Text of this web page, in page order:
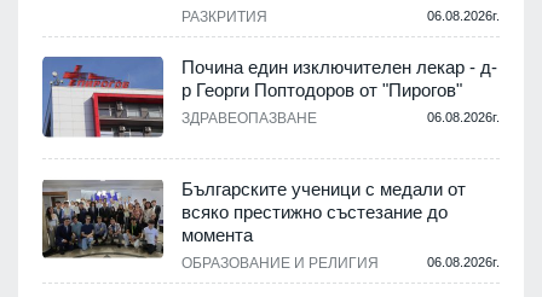
РАЗКРИТИЯ 06.08.2026г.
Почина един изключителен лекар - д-
р Георги Поптодоров от "Пирогов"
ЗДРАВЕОПАЗВАНЕ 06.08.2026г.
Българските ученици с медали от
всяко престижно състезание до
момента
ОБРАЗОВАНИЕ И РЕЛИГИЯ 06.08.2026г.